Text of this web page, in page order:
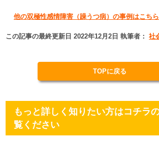
他の双極性感情障害（躁うつ病）の事例はこちら
この記事の最終更新日 2022年12月2日 執筆者：社
TOPに戻る
もっと詳しく知りたい方はコチラ
覧ください